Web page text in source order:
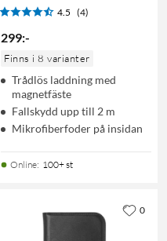
4.5 (4)
299:-
Finns i 8 varianter
Trådlös laddning med
magnetfäste
Fallskydd upp till 2 m
Mikrofiberfoder på insidan
Online: 100+ st
0